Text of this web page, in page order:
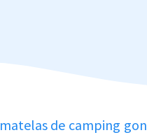
matelas de camping